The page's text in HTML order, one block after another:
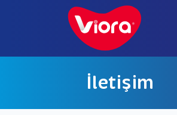
İletişim